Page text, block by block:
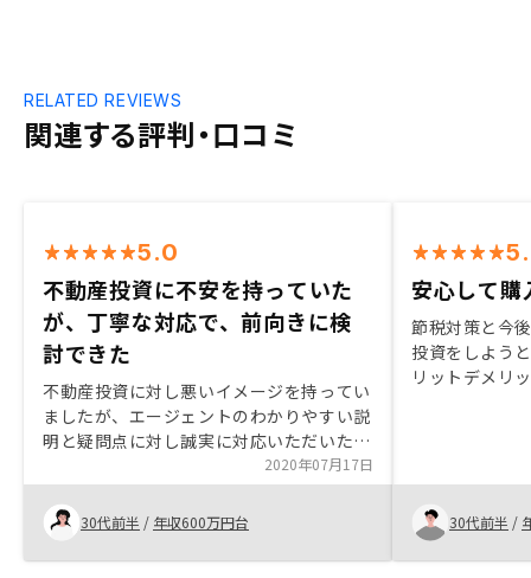
関連する評判・口コミ
RELATED REVIEWS
5.0
不動産投資に不安を持っていた
が、丁寧な対応で、前向きに検
討できた
不動産投資に対し悪いイメージを持ってい
ましたが、エージェントのわかりやすい説
明と疑問点に対し誠実に対応いただいたお
かげで前向きに検討することができ、購入
に至りました。 エージェント自身が物件
を購入していることから安心感も持てまし
た。書類が非常に多く記入に苦労したた
め、枚数を減らす、電子化する、などして
2020年07月17日
30代前半 / 年収600万円台
安心して購
節税対策と今
投資をしよう
リットデメリ
30代前半 /